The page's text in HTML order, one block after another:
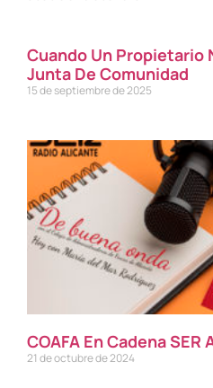
Cuando Un Propietario
Junta De Comunidad
15 de septiembre de 2025
COAFA En Cadena SER
21 de octubre de 2024